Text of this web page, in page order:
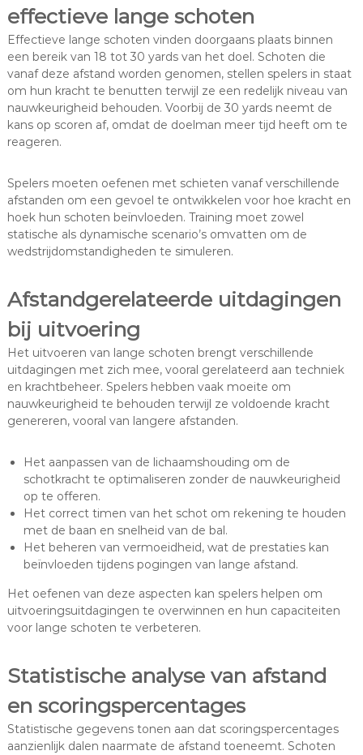
effectieve lange schoten
Effectieve lange schoten vinden doorgaans plaats binnen
een bereik van 18 tot 30 yards van het doel. Schoten die
vanaf deze afstand worden genomen, stellen spelers in staat
om hun kracht te benutten terwijl ze een redelijk niveau van
nauwkeurigheid behouden. Voorbij de 30 yards neemt de
kans op scoren af, omdat de doelman meer tijd heeft om te
reageren.
Spelers moeten oefenen met schieten vanaf verschillende
afstanden om een gevoel te ontwikkelen voor hoe kracht en
hoek hun schoten beïnvloeden. Training moet zowel
statische als dynamische scenario’s omvatten om de
wedstrijdomstandigheden te simuleren.
Afstandgerelateerde uitdagingen
bij uitvoering
Het uitvoeren van lange schoten brengt verschillende
uitdagingen met zich mee, vooral gerelateerd aan techniek
en krachtbeheer. Spelers hebben vaak moeite om
nauwkeurigheid te behouden terwijl ze voldoende kracht
genereren, vooral van langere afstanden.
Het aanpassen van de lichaamshouding om de
schotkracht te optimaliseren zonder de nauwkeurigheid
op te offeren.
Het correct timen van het schot om rekening te houden
met de baan en snelheid van de bal.
Het beheren van vermoeidheid, wat de prestaties kan
beïnvloeden tijdens pogingen van lange afstand.
Het oefenen van deze aspecten kan spelers helpen om
uitvoeringsuitdagingen te overwinnen en hun capaciteiten
voor lange schoten te verbeteren.
Statistische analyse van afstand
en scoringspercentages
Statistische gegevens tonen aan dat scoringspercentages
aanzienlijk dalen naarmate de afstand toeneemt. Schoten